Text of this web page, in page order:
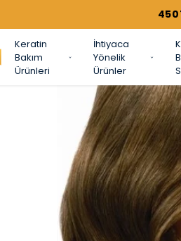
Keratin
Bakım
Ürünleri
İhtiyaca
Yönelik
Ürünler